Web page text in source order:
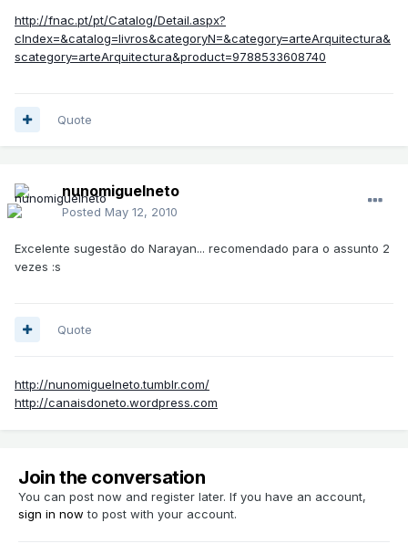
http://fnac.pt/pt/Catalog/Detail.aspx?
cIndex=&catalog=livros&categoryN=&category=arteArquitectura&
scategory=arteArquitectura&product=9788533608740
Quote
nunomiguelneto
Posted May 12, 2010
Excelente sugestão do Narayan... recomendado para o assunto 2
vezes :s
Quote
http://nunomiguelneto.tumblr.com/
http://canaisdoneto.wordpress.com
Join the conversation
You can post now and register later. If you have an account,
sign in now to post with your account.